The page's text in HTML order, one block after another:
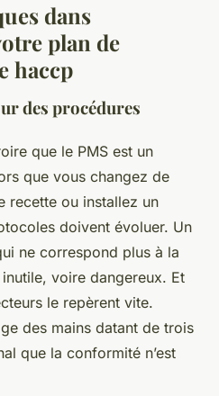
dans
plan de
haccp
des procédures
que le PMS est un
que vous changez de
recette ou installez un
doivent évoluer. Un
ne correspond plus à la
voire dangereux. Et
le repèrent vite.
des mains datant de trois
que la conformité n’est